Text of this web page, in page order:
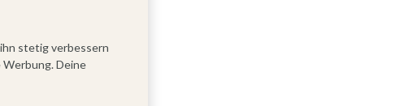
stetig verbessern
Deine